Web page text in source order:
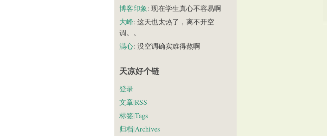
博客印象: 现在学生真心不容易啊
大峰: 这天也太热了，离不开空
调。。
满心: 没空调确实难得熬啊
天凉好个链
登录
文章|RSS
标签|Tags
归档|Archives